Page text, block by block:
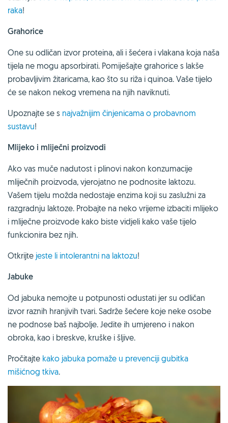
raka!
Grahorice
One su odličan izvor proteina, ali i šećera i vlakana koja naša
tijela ne mogu apsorbirati. Pomiješajte grahorice s lakše
probavljivim žitaricama, kao što su riža i quinoa. Vaše tijelo
će se nakon nekog vremena na njih naviknuti.
Upoznajte se s najvažnijim činjenicama o probavnom
sustavu!
Mlijeko i mliječni proizvodi
Ako vas muče nadutost i plinovi nakon konzumacije
mliječnih proizvoda, vjerojatno ne podnosite laktozu.
Vašem tijelu možda nedostaje enzima koji su zaslužni za
razgradnju laktoze. Probajte na neko vrijeme izbaciti mlijeko
i mliječne proizvode kako biste vidjeli kako vaše tijelo
funkcionira bez njih.
Otkrijte jeste li intolerantni na laktozu!
Jabuke
Od jabuka nemojte u potpunosti odustati jer su odličan
izvor raznih hranjivih tvari. Sadrže šećere koje neke osobe
ne podnose baš najbolje. Jedite ih umjereno i nakon
obroka, kao i breskve, kruške i šljive.
Pročitajte kako jabuka pomaže u prevenciji gubitka
mišićnog tkiva.